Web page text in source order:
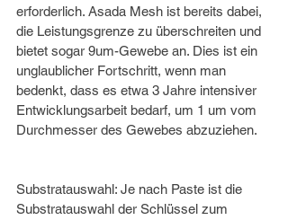
erforderlich. Asada Mesh ist bereits dabei,
die Leistungsgrenze zu überschreiten und
bietet sogar 9um-Gewebe an. Dies ist ein
unglaublicher Fortschritt, wenn man
bedenkt, dass es etwa 3 Jahre intensiver
Entwicklungsarbeit bedarf, um 1 um vom
Durchmesser des Gewebes abzuziehen.
Substratauswahl: Je nach Paste ist die
Substratauswahl der Schlüssel zum